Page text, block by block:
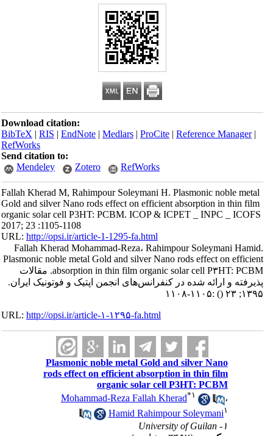
Download citation:
BibTeX|RIS|EndNote|Medlars|ProCite|Reference Manager
RefWorks
Send citation to:
Mendeley
Zotero RefWorks
Fallah Kherad M, Rahimpour Soleymani H. Plasmonic noble metal
Gold and silver Nano rods effect on efficient absorption in thin film
organic solar cell P3HT: PCBM. ICOP & ICPET _ INPC _ ICOFS
2017; 23 :1105-1108
URL:http://opsi.ir/article-1-1295-fa.html
Fallah Kherad Mohammad-Reza، Rahimpour Soleymani Hamid.
Plasmonic noble metal Gold and silver Nano rods effect on efficient
absorption in thin film organic solar cell P۳HT: PCBM. مقالات
پذیرفته و ارائه شده در کنفرانس‌های انجمن اپتیک و فوتونیک ایران.
۱۳۹۵; ۲۳
() :۱۱۰۵-۱۱۰۸
URL:http://opsi.ir/article-۱-۱۲۹۵-fa.html
Plasmonic noble metal Gold and silver Nano
rods effect on efficient absorption in thin film
organic solar cell P3HT: PCBM
Mohammad-Reza Fallah Kherad*۱
Hamid Rahimpour Soleymani